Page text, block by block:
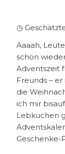
◷
Aaaah,
schon
Adventszeit
Freunds –
die
ich mir
Lebkuchen
Geschenke-